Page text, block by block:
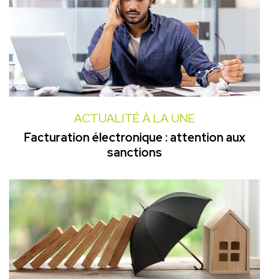
ACTUALITÉ À LA UNE
Facturation électronique : attention aux
sanctions